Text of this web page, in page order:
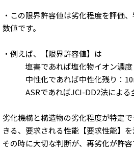
・この限界許容値は劣化程度を評価
数値です。
・例えば、【限界許容値】は
塩害であれば塩化物イオン濃度
中性化であれば中性化残り：
ASRであればJCI-DD2法による
劣化機構と構造物の劣化程度が特定
きる、要求される性能【要求性能】を
その時に大切な判断が、再劣化が許